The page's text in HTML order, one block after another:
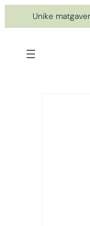
til
Unike